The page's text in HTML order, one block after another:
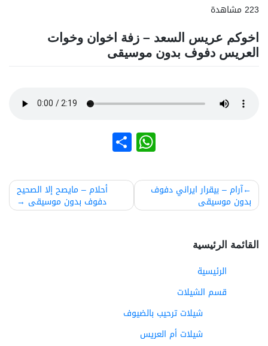
223 مشاهدة
اخوكم عريس السعد – زفة اخوان وخوات
العريس دفوف بدون موسيقى
WhatsApp
نشر
تصفّح
المقالات
آرام – بیقرار ايراني دفوف
بدون موسيقى
أحلام – مايصح إلا الصحيح
دفوف بدون موسيقى
القائمة الرئيسية
الرئيسية
قسم الشيلات
شيلات ترحيب بالضيوف
شيلات أم العريس